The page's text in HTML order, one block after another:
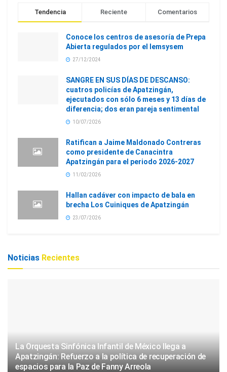
Tendencia Reciente Comentarios
Conoce los centros de asesoría de Prepa
Abierta regulados por el Iemsysem
27/12/2024
SANGRE EN SUS DÍAS DE DESCANSO:
cuatros policías de Apatzingán,
ejecutados con sólo 6 meses y 13 días de
diferencia; dos eran pareja sentimental
10/07/2026
Ratifican a Jaime Maldonado Contreras
como presidente de Canacintra
Apatzingán para el periodo 2026-2027
11/02/2026
Hallan cadáver con impacto de bala en
brecha Los Cuiniques de Apatzingán
23/07/2026
Noticias Recientes
La Orquesta Sinfónica Infantil de México llega a
Apatzingán: Refuerzo a la política de recuperación de
espacios para la Paz de Fanny Arreola